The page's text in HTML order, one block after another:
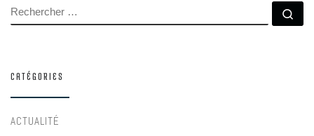
RECHERCHER
CATÉGORIES
ACTUALITÉ